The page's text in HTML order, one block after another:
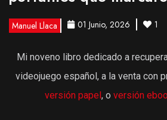
Manuel Llaca 01 Junio, 2026 1
Mi noveno libro dedicado a
videojuego español, a la venta con
versión papel, o versión